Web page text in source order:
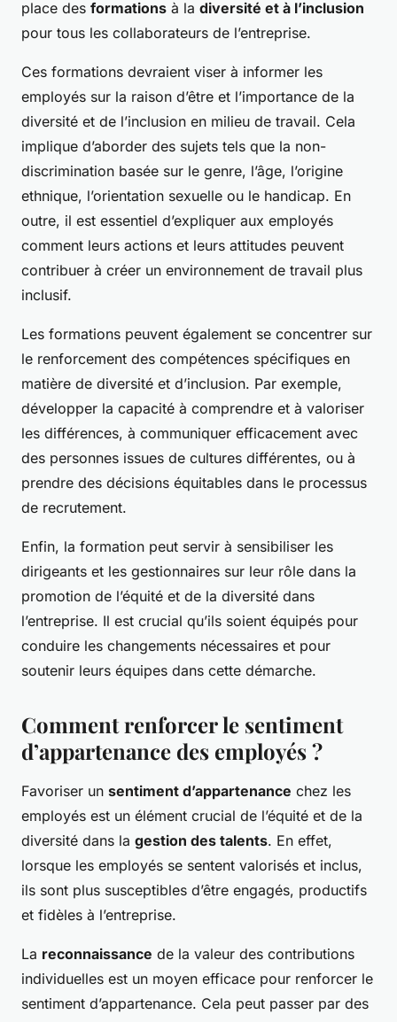
place des formations à la diversité et à l’inclusion
pour tous les collaborateurs de l’entreprise.
Ces formations devraient viser à informer les
employés sur la raison d’être et l’importance de la
diversité et de l’inclusion en milieu de travail. Cela
implique d’aborder des sujets tels que la non-
discrimination basée sur le genre, l’âge, l’origine
ethnique, l’orientation sexuelle ou le handicap. En
outre, il est essentiel d’expliquer aux employés
comment leurs actions et leurs attitudes peuvent
contribuer à créer un environnement de travail plus
inclusif.
Les formations peuvent également se concentrer sur
le renforcement des compétences spécifiques en
matière de diversité et d’inclusion. Par exemple,
développer la capacité à comprendre et à valoriser
les différences, à communiquer efficacement avec
des personnes issues de cultures différentes, ou à
prendre des décisions équitables dans le processus
de recrutement.
Enfin, la formation peut servir à sensibiliser les
dirigeants et les gestionnaires sur leur rôle dans la
promotion de l’équité et de la diversité dans
l’entreprise. Il est crucial qu’ils soient équipés pour
conduire les changements nécessaires et pour
soutenir leurs équipes dans cette démarche.
Comment renforcer le sentiment
d’appartenance des employés ?
Favoriser un sentiment d’appartenance chez les
employés est un élément crucial de l’équité et de la
diversité dans la gestion des talents. En effet,
lorsque les employés se sentent valorisés et inclus,
ils sont plus susceptibles d’être engagés, productifs
et fidèles à l’entreprise.
La reconnaissance de la valeur des contributions
individuelles est un moyen efficace pour renforcer le
sentiment d’appartenance. Cela peut passer par des